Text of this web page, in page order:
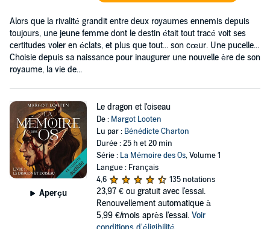
Alors que la rivalité grandit entre deux royaumes ennemis depuis
toujours, une jeune femme dont le destin était tout tracé voit ses
certitudes voler en éclats, et plus que tout... son cœur. Une pucelle...
Choisie depuis sa naissance pour inaugurer une nouvelle ère de son
royaume, la vie de...
Aperçu
Le dragon et l'oiseau
De : Margot Looten
Lu par : Bénédicte Charton
Durée : 25 h et 20 min
Série : La Mémoire des Os, Volume 1
Langue : Français
4,6
135 notations
23,97 € ou gratuit avec l'essai.
Renouvellement automatique à
5,99 €/mois après l'essai. Voir